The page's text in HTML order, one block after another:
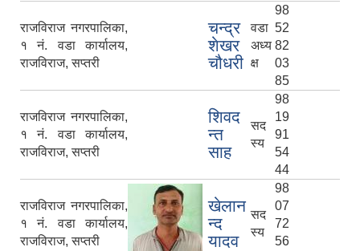
राजविराज नगरपालिका,
१ नं. वडा कार्यालय,
राजविराज, सप्तरी
चन्द्र
शेखर
चौधरी
वडा
अध्य
क्ष
98
52
82
03
85
राजविराज नगरपालिका,
१ नं. वडा कार्यालय,
राजविराज, सप्तरी
शिवद
न्त
साह
सद
स्य
98
19
91
54
44
राजविराज नगरपालिका,
१ नं. वडा कार्यालय,
राजविराज, सप्तरी
खेलान
न्द
यादव
सद
स्य
98
07
72
56